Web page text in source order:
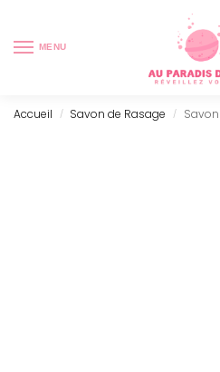
MENU
Accueil / Savon de Rasage /